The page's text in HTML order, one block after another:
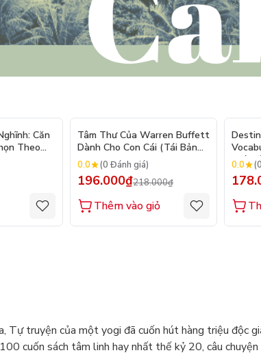
Căn
Theo
Sticker
- 10%
Tâm Thư Của Warren Buffett
Dành Cho Con Cái (Tái Bản
2026)
0.0 (0 Đánh giá)
196.000₫218.000₫
Thêm vào giỏ
(Tái
0.0
Tự truyện của một yogi đã cuốn hút hàng triệu độc
cuốn sách tâm linh hay nhất thế kỷ 20, câu chuyện